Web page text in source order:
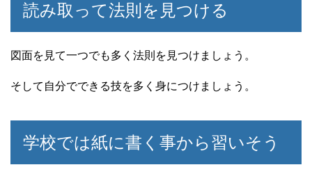
読み取って法則を見つける
図面を見て一つでも多く法則を見つけましょう。
そして自分でできる技を多く身につけましょう。
学校では紙に書く事から習いそう